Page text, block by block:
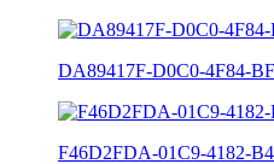
DA89417F-D0C0-4F84-
F46D2FDA-01C9-4182-